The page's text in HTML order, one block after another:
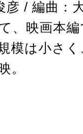
彦 / 編曲：
、映画本
模は小さ
。